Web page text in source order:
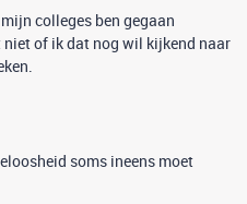
colleges ben gegaan
niet of ik dat nog wil kijkend naar
soms ineens moet